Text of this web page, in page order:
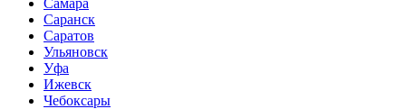
Саранск
Саратов
Ульяновск
Уфа
Ижевск
Чебоксары